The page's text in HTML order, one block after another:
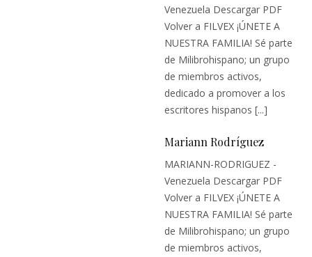
Venezuela Descargar PDF
Volver a FILVEX ¡ÚNETE A
NUESTRA FAMILIA! Sé parte
de Milibrohispano; un grupo
de miembros activos,
dedicado a promover a los
escritores hispanos [...]
Mariann Rodríguez
MARIANN-RODRIGUEZ -
Venezuela Descargar PDF
Volver a FILVEX ¡ÚNETE A
NUESTRA FAMILIA! Sé parte
de Milibrohispano; un grupo
de miembros activos,